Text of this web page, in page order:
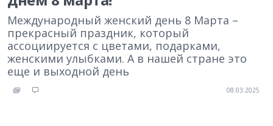
Международный женский день 8 Марта –
прекрасный праздник, который
ассоциируется с цветами, подарками,
женскими улыбками. А в нашей стране это
еще и выходной день
08.03.2025